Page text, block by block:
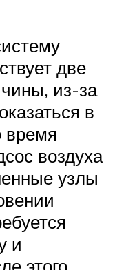
две
из-за
в
время
воздуха
узлы
и